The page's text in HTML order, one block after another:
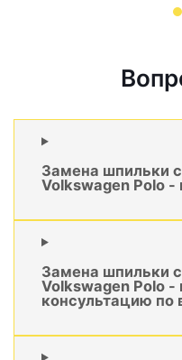
Замена шпильки
Volkswagen Polo -
Замена шпильки
Volkswagen Polo -
консультацию по